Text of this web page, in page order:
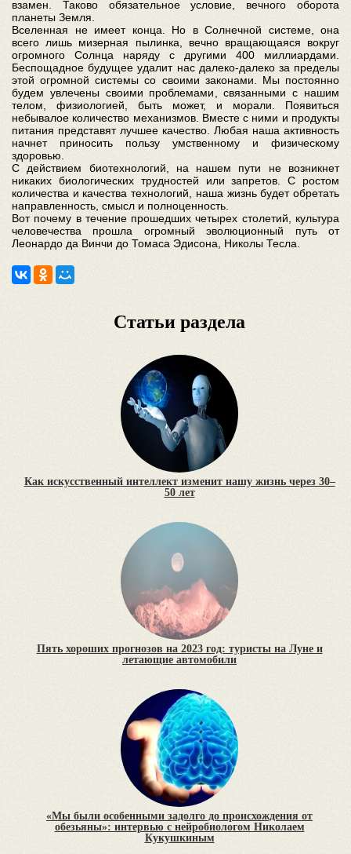
взамен. Таково обязательное условие, вечного оборота
планеты Земля.
Вселенная не имеет конца. Но в Солнечной системе, она
всего лишь мизерная пылинка, вечно вращающаяся вокруг
огромного Солнца наряду с другими 400 миллиардами.
Беспощадное будущее удалит нас далеко-далеко за пределы
этой огромной системы со своими законами. Мы постоянно
будем увлечены своими проблемами, связанными с нашим
телом, физиологией, быть может, и морали. Появиться
небывалое количество механизмов. Вместе с ними и продукты
питания представят лучшее качество. Любая наша активность
начнет приносить пользу умственному и физическому
здоровью.
С действием биотехнологий, на нашем пути не возникнет
никаких биологических трудностей или запретов. С ростом
количества и качества технологий, наша жизнь будет обретать
направленность, смысл и полноценность.
Вот почему в течение прошедших четырех столетий, культура
человечества прошла огромный эволюционный путь от
Леонардо да Винчи до Томаса Эдисона, Николы Тесла.
Статьи раздела
Как искусственный интеллект изменит нашу жизнь через 30–
50 лет
Пять хороших прогнозов на 2023 год: туристы на Луне и
летающие автомобили
«Мы были особенными задолго до происхождения от
обезьяны»: интервью с нейробиологом Николаем
Кукушкиным